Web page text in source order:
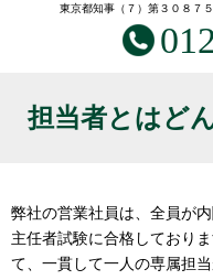
東京都知事（７）第３０８
担当者とはど
弊社の営業社員は、全員が
主任者試験に合格しており
て、一貫して一人の専属担